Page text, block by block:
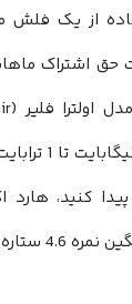
از یک فلش
حق اشتراک
ظرفیت‌های
ارائه میدهد.